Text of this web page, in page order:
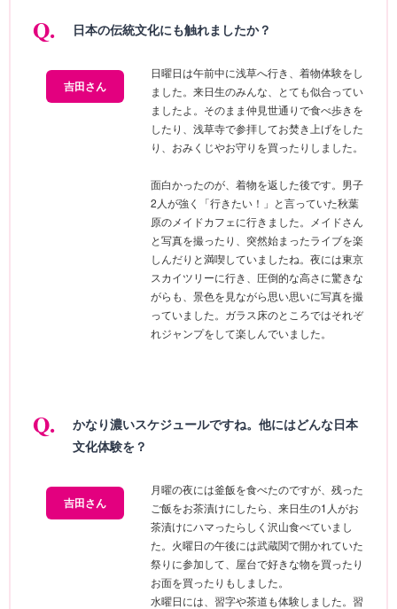
日本の伝統文化にも触れましたか？
吉田さん
日曜日は午前中に浅草へ行き、着物体験をし
ました。来日生のみんな、とても似合ってい
ましたよ。そのまま仲見世通りで食べ歩きを
したり、浅草寺で参拝してお焚き上げをした
り、おみくじやお守りを買ったりしました。
面白かったのが、着物を返した後です。男子
2人が強く「行きたい！」と言っていた秋葉
原のメイドカフェに行きました。メイドさん
と写真を撮ったり、突然始まったライブを楽
しんだりと満喫していましたね。夜には東京
スカイツリーに行き、圧倒的な高さに驚きな
がらも、景色を見ながら思い思いに写真を撮
っていました。ガラス床のところではそれぞ
れジャンプをして楽しんでいました。
かなり濃いスケジュールですね。他にはどんな日本
文化体験を？
吉田さん
月曜の夜には釜飯を食べたのですが、残った
ご飯をお茶漬けにしたら、来日生の1人がお
茶漬けにハマったらしく沢山食べていまし
た。火曜日の午後には武蔵関で開かれていた
祭りに参加して、屋台で好きな物を買ったり
お面を買ったりもしました。
水曜日には、習字や茶道も体験しました。習